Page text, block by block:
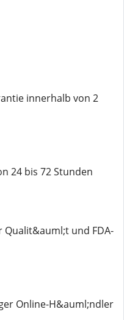
innerhalb von 2
24 bis 72 Stunden
und FDA-
Online-H&auml;ndler